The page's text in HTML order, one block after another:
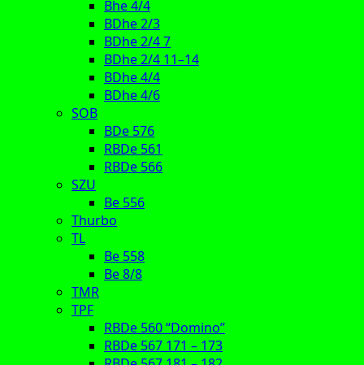
Bhe 4/4
BDhe 2/3
BDhe 2/4 7
BDhe 2/4 11–14
BDhe 4/4
BDhe 4/6
SOB
BDe 576
RBDe 561
RBDe 566
SZU
Be 556
Thurbo
TL
Be 558
Be 8/8
TMR
TPF
RBDe 560 “Domino”
RBDe 567 171 – 173